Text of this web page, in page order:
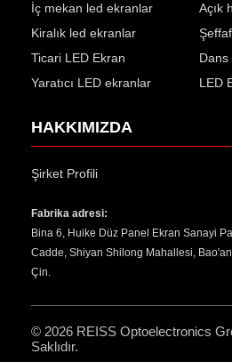
İç mekan led ekranlar
Açık
Kiralık led ekranlar
Ticari LED Ekran
Dans
Yaratıcı LED ekranlar
LED
HAKKIMIZDA
Şirket Profili
Fabrika adresi:
Bina 6, Huike Düz Panel Ekran Sanayi
Cadde, Shiyan Shilong Mahallesi,
Çin.
© 2026 REISS Optoelectronics
Saklıdır.